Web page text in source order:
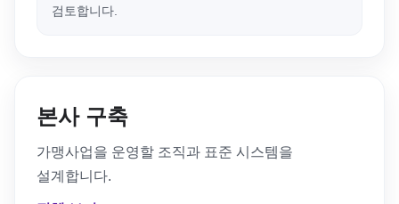
검토합니다.
본사 구축
가맹사업을 운영할 조직과 표준 시스템을
설계합니다.